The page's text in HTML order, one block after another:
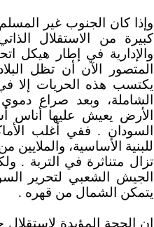
وإذا كان الجنوب غير
كبيرة من الاستقلال
والإدارية في إطار هيكل
المتصور الآن أن تظل
الشاملة، وبعد صراع
الأرض يعيش عليها
السودان . ففي أغلب
للبنية الأساسية، والملايين
تزال متناثرة في التربة .
الجيش الشعبي لتحرير
يتمكن الشمال من قهره .
إن الحجة المؤيدة